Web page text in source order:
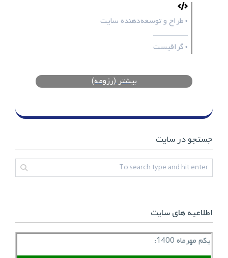
• طراح و توسعه‌دهنده سایت
ـــــــــــــــــ
• گرافیست
بیشتر (رزومه)
جستجو در سایت
اطلاعیه های سایت
یکم مهرماه 1400: